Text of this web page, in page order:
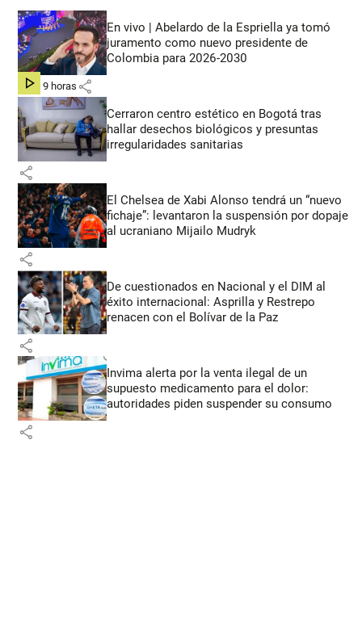
En vivo | Abelardo de la Espriella ya tomó
juramento como nuevo presidente de
Colombia para 2026-2030
hace 9 horas share
Cerraron centro estético en Bogotá tras
hallar desechos biológicos y presuntas
irregularidades sanitarias
share
El Chelsea de Xabi Alonso tendrá un “nuevo
fichaje”: levantaron la suspensión por dopaje
al ucraniano Mijailo Mudryk
share
De cuestionados en Nacional y el DIM al
éxito internacional: Asprilla y Restrepo
renacen con el Bolívar de la Paz
share
Invima alerta por la venta ilegal de un
supuesto medicamento para el dolor:
autoridades piden suspender su consumo
share